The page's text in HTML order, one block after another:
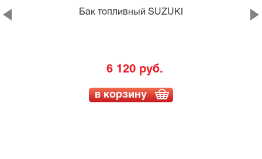
Бак топливный SUZUKI
6 120 руб.
в корзину